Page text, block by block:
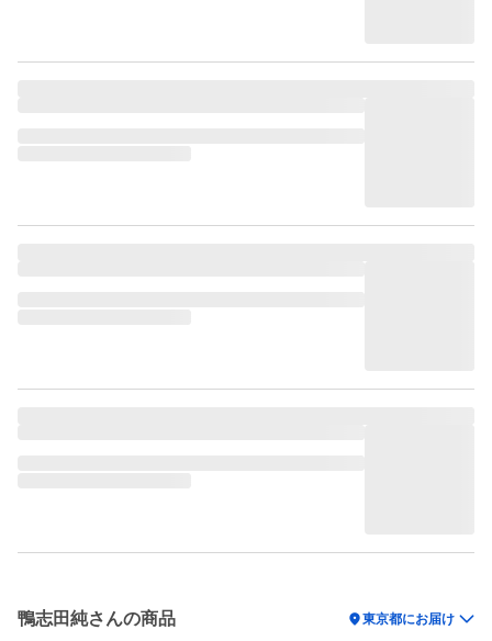
鴨志田純さんの商品 location_on東京都にお届け